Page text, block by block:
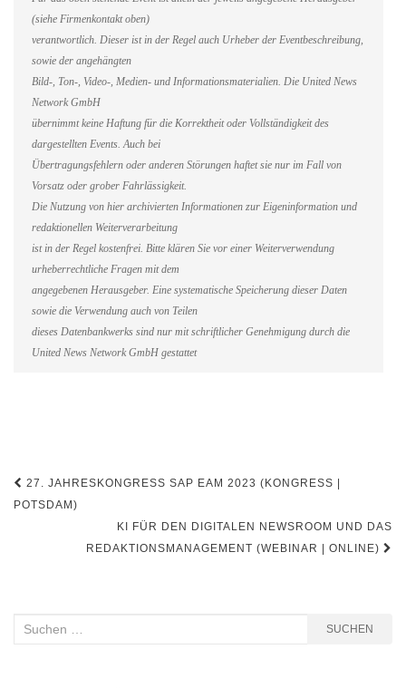
(siehe Firmenkontakt oben)
verantwortlich. Dieser ist in der Regel auch Urheber der Eventbeschreibung,
sowie der angehängten
Bild-, Ton-, Video-, Medien- und Informationsmaterialien. Die United News
Network GmbH
übernimmt keine Haftung für die Korrektheit oder Vollständigkeit des
dargestellten Events. Auch bei
Übertragungsfehlern oder anderen Störungen haftet sie nur im Fall von
Vorsatz oder grober Fahrlässigkeit.
Die Nutzung von hier archivierten Informationen zur Eigeninformation und
redaktionellen Weiterverarbeitung
ist in der Regel kostenfrei. Bitte klären Sie vor einer Weiterverwendung
urheberrechtliche Fragen mit dem
angegebenen Herausgeber. Eine systematische Speicherung dieser Daten
sowie die Verwendung auch von Teilen
dieses Datenbankwerks sind nur mit schriftlicher Genehmigung durch die
United News Network GmbH gestattet
Beitragsnavigation
27. JAHRESKONGRESS SAP EAM 2023 (KONGRESS |
POTSDAM)
KI FÜR DEN DIGITALEN NEWSROOM UND DAS
REDAKTIONSMANAGEMENT (WEBINAR | ONLINE)
Suchen
SUCHEN